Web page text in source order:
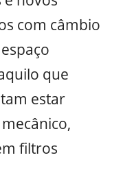
com câmbio
que
estar
filtros